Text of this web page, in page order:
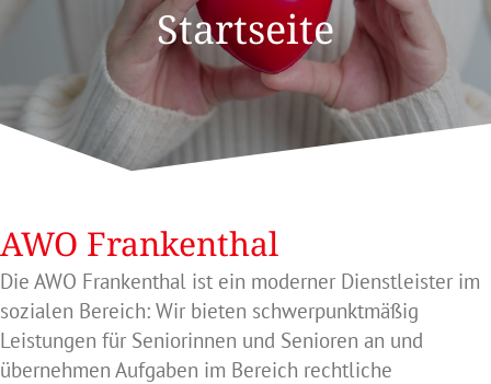
Startseite
AWO Frankenthal
Die AWO Frankenthal ist ein moderner Dienstleister im
sozialen Bereich: Wir bieten schwerpunktmäßig
Leistungen für Seniorinnen und Senioren an und
übernehmen Aufgaben im Bereich rechtliche